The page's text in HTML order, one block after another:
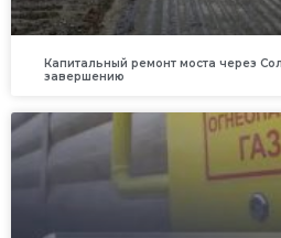
Капитальный ремонт моста через
завершению